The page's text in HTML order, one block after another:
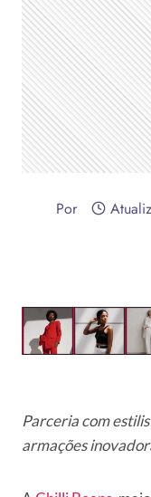
Por
Parceria com
armações